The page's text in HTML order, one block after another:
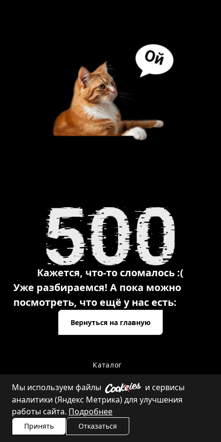
Кажется, что-то сломалось :(
Уже разбираемся! А пока можно
посмотреть, что ещё у нас есть:
Вернуться на главную
Каталог
Контакты
Мы используем файлы
и сервисы
аналитики (Яндекс Метрика) для улучшения
работы сайта. Подробнее
Принять Отказаться